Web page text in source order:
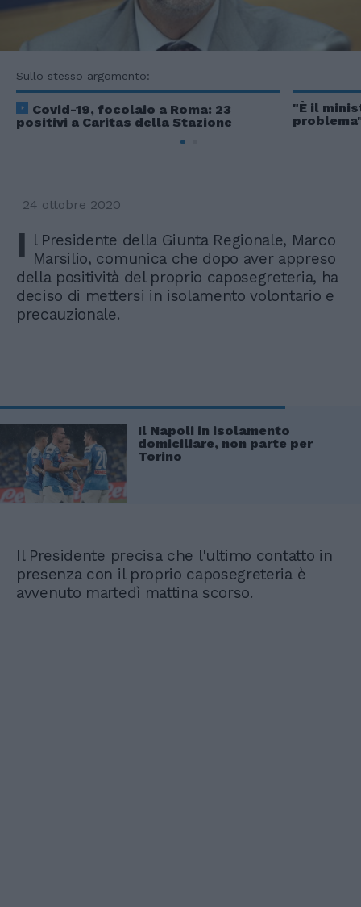
Sullo stesso argomento:
Covid-19, focolaio a Roma: 23
positivi a Caritas della Stazione
"È il
24 ottobre 2020
I l Presidente della Giunta Regionale, Marco
Marsilio, comunica che dopo aver appreso
della positività del proprio caposegreteria, ha
deciso di mettersi in isolamento volontario e
precauzionale.
Il Napoli in isolamento
domiciliare, non parte per
Torino
Il Presidente precisa che l'ultimo contatto in
presenza con il proprio caposegreteria è
avvenuto martedì mattina scorso.